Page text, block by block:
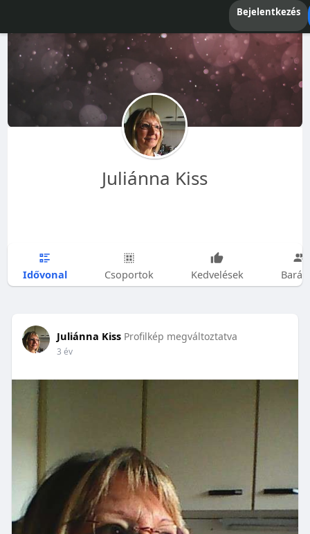
Bejelentkezés
Juliánna Kiss
Idővonal Csoportok Kedvelések
Juliánna Kiss Profilkép megváltoztatva
3 év